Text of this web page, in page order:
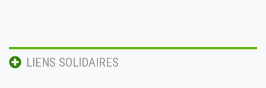
LIENS SOLIDAIRES